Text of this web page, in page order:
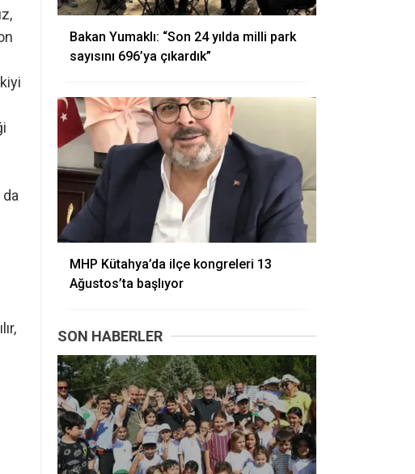
Bakan Yumaklı: “Son 24 yılda milli park
sayısını 696’ya çıkardık”
MHP Kütahya’da ilçe kongreleri 13
Ağustos’ta başlıyor
SON HABERLER